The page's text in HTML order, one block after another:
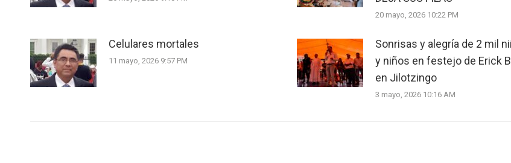
20 mayo, 2026 10:22 PM
Celulares mortales
11 mayo, 2026 9:57 PM
Sonrisas y alegría de 2 mil
y niños en festejo de Erick
en Jilotzingo
3 mayo, 2026 10:16 AM